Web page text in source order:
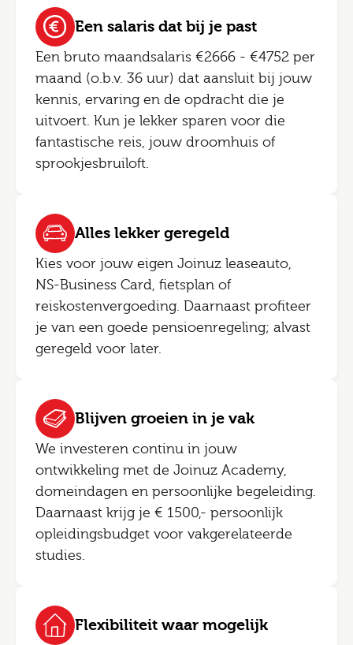
Een salaris dat bij je past
Een bruto maandsalaris €2666 - €4752 per
maand (o.b.v. 36 uur) dat aansluit bij jouw
kennis, ervaring en de opdracht die je
uitvoert. Kun je lekker sparen voor die
fantastische reis, jouw droomhuis of
sprookjesbruiloft.
Alles lekker geregeld
Kies voor jouw eigen Joinuz leaseauto,
NS-Business Card, fietsplan of
reiskostenvergoeding. Daarnaast profiteer
je van een goede pensioenregeling; alvast
geregeld voor later.
Blijven groeien in je vak
We investeren continu in jouw
ontwikkeling met de Joinuz Academy,
domeindagen en persoonlijke begeleiding.
Daarnaast krijg je € 1500,- persoonlijk
opleidingsbudget voor vakgerelateerde
studies.
Flexibiliteit waar mogelijk